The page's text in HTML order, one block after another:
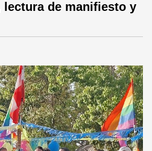
lectura de manifiesto y